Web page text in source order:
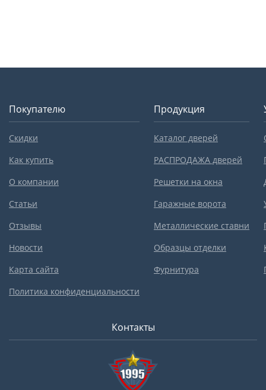
Покупателю
Скидки
Как купить
О компании
Статьи
Отзывы
Новости
Карта сайта
Политика конфиденциальности
Продукция
Каталог дверей
РАСПРОДАЖА дверей
Решетки на окна
Гаражные ворота
Металлические ставни
Образцы отделки
Фурнитура
Контакты